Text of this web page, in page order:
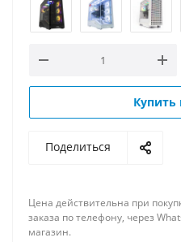
Купить
Поделиться
Цена действительна при
заказа по телефону, через
магазин.